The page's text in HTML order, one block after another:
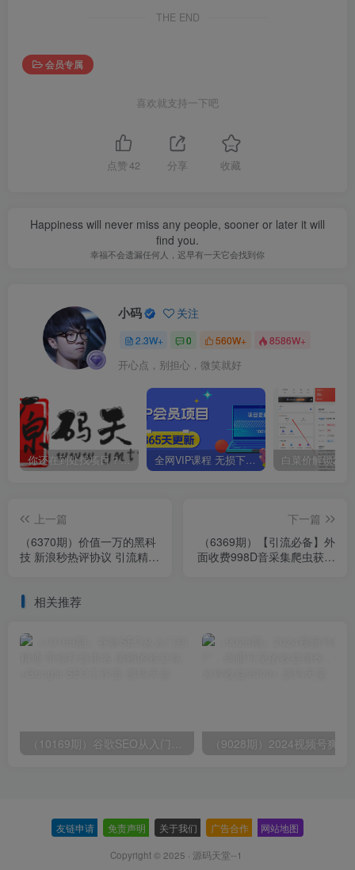
THE END
会员专属
喜欢就支持一下吧
点赞 42 分享 收藏
Happiness will never miss any people, sooner or later it will
find you.
幸福不会遗漏任何人，迟早有一天它会找到你
小码 关注
2.3W+ 0 560W+ 8586W+
开心点，别担心，微笑就好
你还在到处找项目？还在当韭菜？我靠卖项目一个月收入5万+，曾经我也是个失败者。 全网VIP课程 无损下载~
上一篇
（6370期）价值一万的黑科
技 新浪秒热评协议 引流精准
下一篇
（6369期）【引流必备】外
面收费998D音采集爬虫获客
相关推荐
友链申请 免责声明 关于我们 广告合作 网站地图
Copyright © 2025 · 源码天堂--1